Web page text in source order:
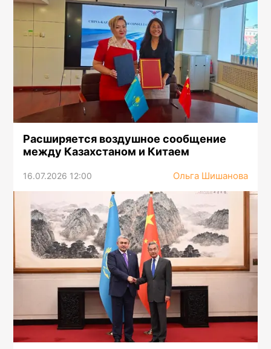
Расширяется воздушное сообщение
между Казахстаном и Китаем
16.07.2026 12:00 Ольга Шишанова